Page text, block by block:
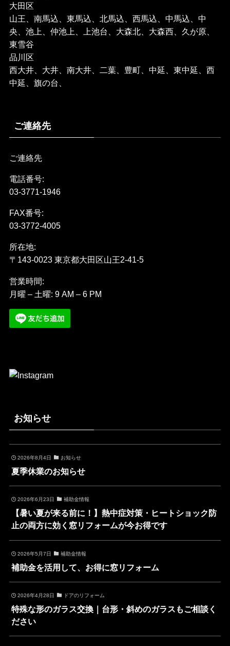
大田区
山王、南馬込、東馬込、北馬込、西馬込、中馬込、中
央、池上、仲池上、上池台、大森北、大森西、久が原、
東雪谷
品川区
西大井、大井、南大井、二葉、豊町、中延、東中延、西
中延、旗の台、
ご連絡先
ご連絡先
電話番号:
03-3771-1946
FAX番号:
03-3772-4005
所在地:
〒143-0023 東京都大田区山王2-41-5
営業時間:
月曜 – 土曜: 9 AM – 6 PM
お知らせ
2026年8月4日 お知らせ
夏季休業のお知らせ
2026年6月23日 補助金情報
【暑い夏が来る前に！】熱中症対策・ヒートショック防
止の両方に効く窓リフォームが今お得です
2026年5月7日 補助金情報
補助金を活用して、お得に窓リフォーム
2026年4月28日 ドアのリフォーム
特殊な形のガラス交換｜台形・斜めのガラスもご相談く
ださい